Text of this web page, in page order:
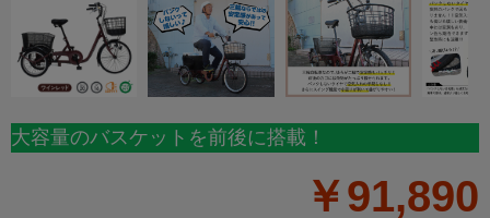
大容量のバスケットを前後に搭載！
￥91,890